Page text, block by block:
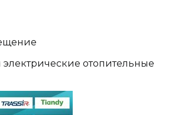
электрические отопительные